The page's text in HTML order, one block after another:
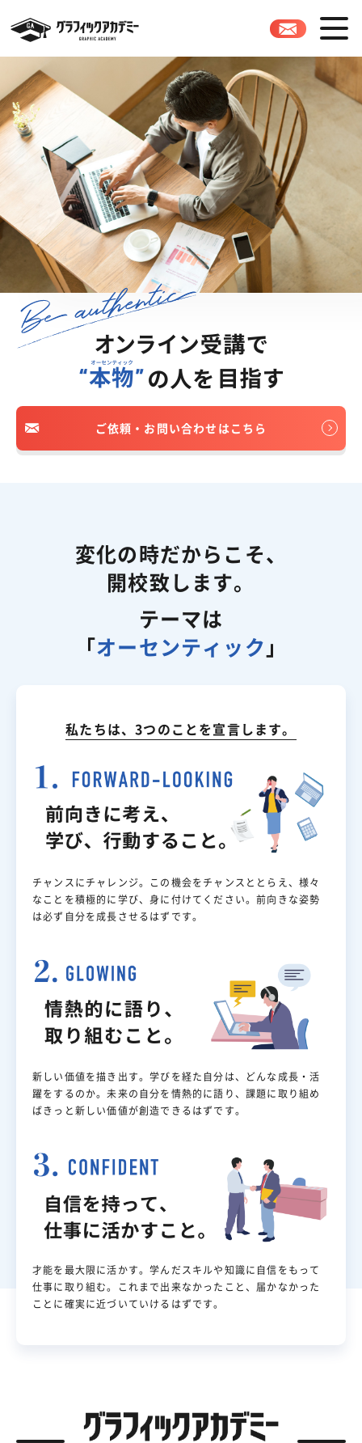
ご依頼・お問い合わせはこちら
変化の時だからこそ、
開校致します。
テーマは
「オーセンティック 」
私たちは、3つのことを宣言します。
チャンスにチャレンジ。この機会をチャンスととらえ、様々
なことを積極的に学び、身に付けてください。前向きな姿勢
は必ず自分を成長させるはずです。
新しい価値を描き出す。学びを経た自分は、どんな成長・活
躍をするのか。未来の自分を情熱的に語り、課題に取り組め
ばきっと新しい価値が創造できるはずです。
才能を最大限に活かす。学んだスキルや知識に自信をもって
仕事に取り組む。これまで出来なかったこと、届かなかった
ことに確実に近づいていけるはずです。